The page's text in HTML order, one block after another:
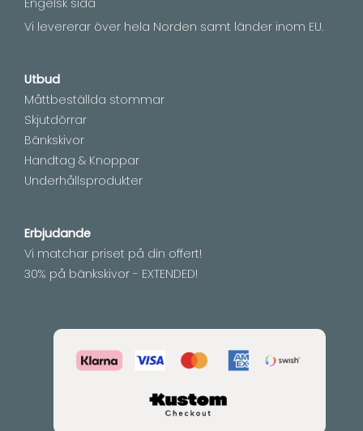
Engelsk sida
Vi levererar över hela Norden samt länder inom EU.
Utbud
Måttbeställda stommar
Skjutdörrar
Bänkskivor
Handtag & Knoppar
Underhållsprodukter
Erbjudande
Vi matchar priset på din offert!
30% på bänkskivor - EXTENDED!